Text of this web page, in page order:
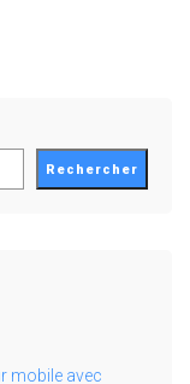
Rechercher
mobile avec